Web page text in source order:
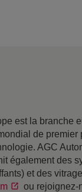
est la
de
AGC
également des
et des
ou rejoignez-